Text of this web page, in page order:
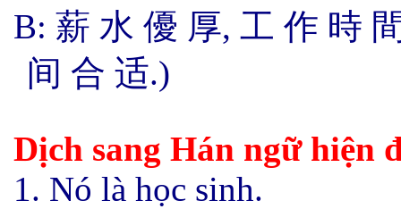
B: 薪 水 優 厚, 工 作 時
间 合 适.)
Dịch sang Hán ngữ hiện
1. Nó là học sinh.